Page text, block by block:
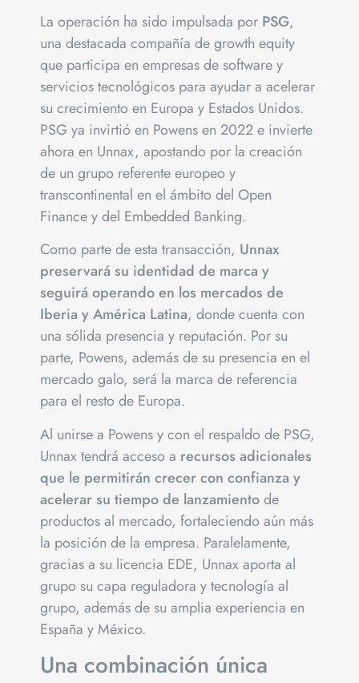
La operación ha sido impulsada por PSG,
una destacada compañía de growth equity
que participa en empresas de software y
servicios tecnológicos para ayudar a acelerar
su crecimiento en Europa y Estados Unidos.
PSG ya invirtió en Powens en 2022 e invierte
ahora en Unnax, apostando por la creación
de un grupo referente europeo y
transcontinental en el ámbito del Open
Finance y del Embedded Banking.
Como parte de esta transacción, Unnax
preservará su identidad de marca y
seguirá operando en los mercados de
Iberia y América Latina, donde cuenta con
una sólida presencia y reputación. Por su
parte, Powens, además de su presencia en el
mercado galo, será la marca de referencia
para el resto de Europa.
Al unirse a Powens y con el respaldo de PSG,
Unnax tendrá acceso a recursos adicionales
que le permitirán crecer con confianza y
acelerar su tiempo de lanzamientode
productos al mercado, fortaleciendo aún más
la posición de la empresa. Paralelamente,
gracias a su licencia EDE, Unnax aporta al
grupo su capa reguladora y tecnología al
grupo, además de su amplia experiencia en
España y México.
Una combinación única